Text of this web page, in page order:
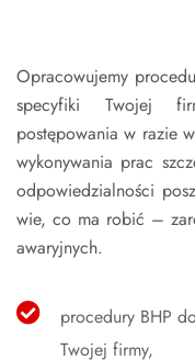
Opracowujemy
specyfiki Twojej
postępowania w razie
wykonywania prac
odpowiedzialności
wie, co ma robić –
awaryjnych.
procedury BHP
Twojej firmy,